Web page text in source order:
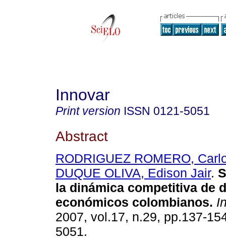
Innovar
Print version ISSN 0121-5051
Abstract
RODRIGUEZ ROMERO,
DUQUE OLIVA, Edison Jair.
la dinámica competitiva de
económicos colombianos.
2007, vol.17, n.29, pp.137-
5051.